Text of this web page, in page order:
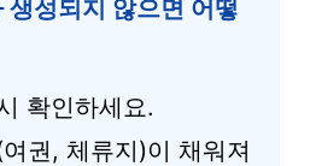
생성되지 않으면 어떻
확인하세요.
권, 체류지)이 채워져